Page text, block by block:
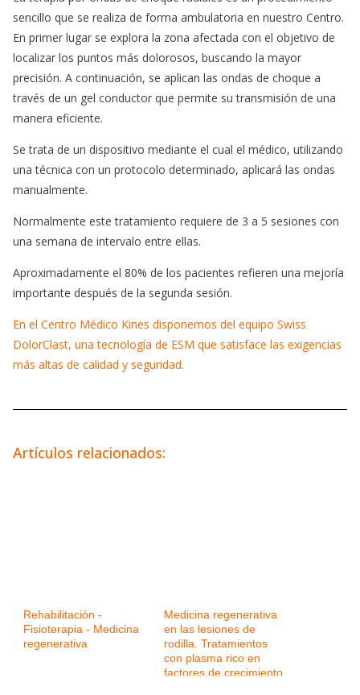
sencillo que se realiza de forma ambulatoria en nuestro Centro.
En primer lugar se explora la zona afectada con el objetivo de
localizar los puntos más dolorosos, buscando la mayor
precisión. A continuación, se aplican las ondas de choque a
través de un gel conductor que permite su transmisión de una
manera eficiente.
Se trata de un dispositivo mediante el cual el médico, utilizando
una técnica con un protocolo determinado, aplicará las ondas
manualmente.
Normalmente este tratamiento requiere de 3 a 5 sesiones con
una semana de intervalo entre ellas.
Aproximadamente el 80% de los pacientes refieren una mejoría
importante después de la segunda sesión.
En el Centro Médico Kines disponemos del equipo Swiss
DolorClast, una tecnología de ESM que satisface las exigencias
más altas de calidad y seguridad.
Artículos relacionados:
Rehabilitación -
Fisioterapia - Medicina
regenerativa
Medicina regenerativa
en las lesiones de
rodilla. Tratamientos
con plasma rico en
factores de crecimiento